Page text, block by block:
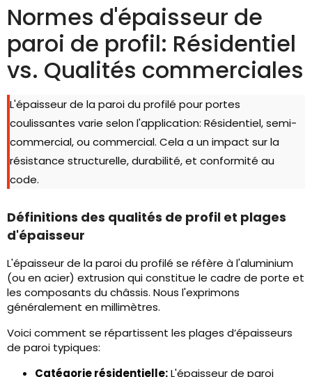
Normes d'épaisseur de
paroi de profil: Résidentiel
vs. Qualités commerciales
L'épaisseur de la paroi du profilé pour portes
coulissantes varie selon l'application: Résidentiel, semi-
commercial, ou commercial. Cela a un impact sur la
résistance structurelle, durabilité, et conformité au
code.
Définitions des qualités de profil et plages
d'épaisseur
L'épaisseur de la paroi du profilé se réfère à l'aluminium
(ou en acier) extrusion qui constitue le cadre de porte et
les composants du châssis. Nous l'exprimons
généralement en millimètres.
Voici comment se répartissent les plages d’épaisseurs
de paroi typiques:
Catégorie résidentielle:L'épaisseur de paroi